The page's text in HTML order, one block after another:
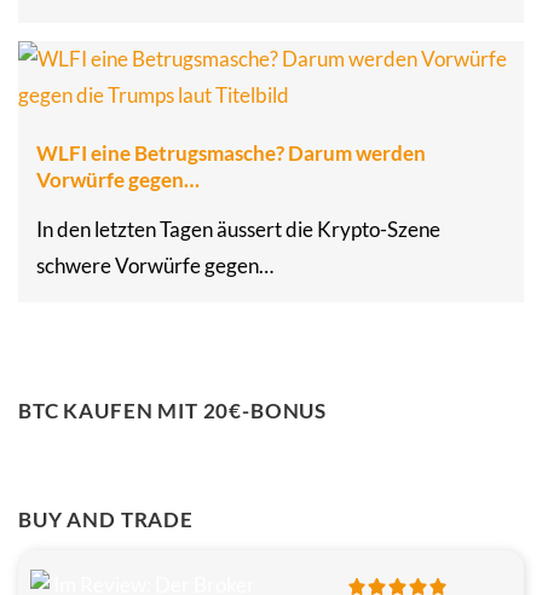
WLFI eine Betrugsmasche? Darum werden
Vorwürfe gegen…
In den letzten Tagen äussert die Krypto-Szene
schwere Vorwürfe gegen…
BTC KAUFEN MIT 20€-BONUS
BUY AND TRADE